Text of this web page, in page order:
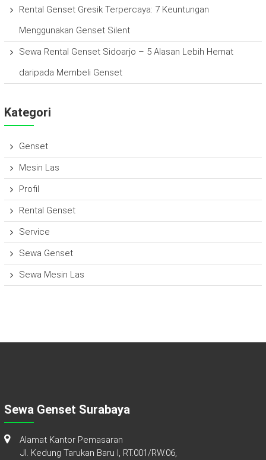
Rental Genset Gresik Terpercaya: 7 Keuntungan
Menggunakan Genset Silent
Sewa Rental Genset Sidoarjo – 5 Alasan Lebih Hemat
daripada Membeli Genset
Kategori
Genset
Mesin Las
Profil
Rental Genset
Service
Sewa Genset
Sewa Mesin Las
Sewa Genset Surabaya
Alamat Kantor Pemasaran
Jl. Kedung Tarukan Baru I, RT.001/RW.06,